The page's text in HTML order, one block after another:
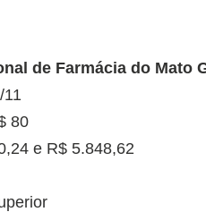
de Farmácia do Mato
80
e R$ 5.848,62